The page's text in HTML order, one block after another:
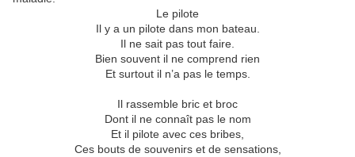
Le pilote
Il y a un pilote dans mon bateau.
Il ne sait pas tout faire.
Bien souvent il ne comprend rien
Et surtout il n’a pas le temps.
Il rassemble bric et broc
Dont il ne connaît pas le nom
Et il pilote avec ces bribes,
Ces bouts de souvenirs et de sensations,